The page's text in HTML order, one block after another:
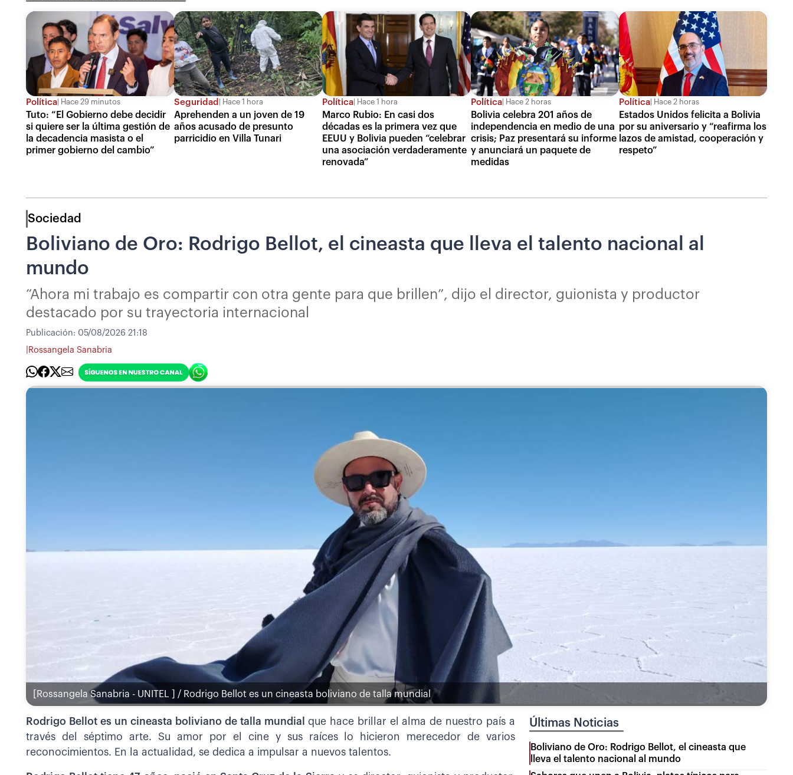
Política Hace 29 minutos
Tuto: “El Gobierno debe decidir
si quiere ser la última gestión de
la decadencia masista o el
primer gobierno del cambio”
Seguridad Hace 1 hora
Aprehenden a un joven de 19
años acusado de presunto
parricidio en Villa Tunari
Política Hace 1 hora
Marco Rubio: En casi dos
décadas es la primera vez que
EEUU y Bolivia pueden “celebrar
una asociación verdaderamente
renovada”
Política Hace 2 horas
Bolivia celebra 201 años de
independencia en medio de una
crisis; Paz presentará su informe
y anunciará un paquete de
medidas
Política Hace 2 horas
Estados Unidos felicita a Bolivia
por su aniversario y “reafirma los
lazos de amistad, cooperación y
respeto”
Sociedad
Boliviano de Oro: Rodrigo Bellot, el cineasta que lleva el talento nacional al
mundo
“Ahora mi trabajo es compartir con otra gente para que brillen”, dijo el director, guionista y productor
destacado por su trayectoria internacional
Publicación: 05/08/2026 21:18
Rossangela Sanabria
[Rossangela Sanabria - UNITEL ] / Rodrigo Bellot es un cineasta boliviano de talla mundial
Rodrigo Bellot es un cineasta boliviano de talla mundial que hace brillar el alma de nuestro país a
través del séptimo arte. Su amor por el cine y sus raíces lo hicieron merecedor de varios
reconocimientos. En la actualidad, se dedica a impulsar a nuevos talentos.
Últimas Noticias
Boliviano de Oro: Rodrigo Bellot, el cineasta que
lleva el talento nacional al mundo